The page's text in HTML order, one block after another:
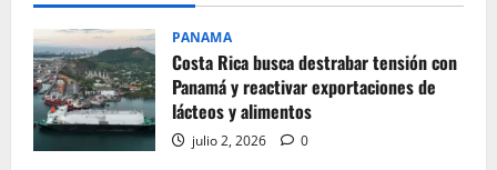
PANAMA
Costa Rica busca destrabar tensión con
Panamá y reactivar exportaciones de
lácteos y alimentos
julio 2, 2026 0